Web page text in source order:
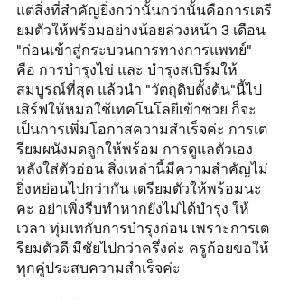
แต่สิ่งที่สำคัญยิ่งกว่านั้นกว่านั้นคือการเตรี
ยมตัวให้พร้อมอย่างน้อยล่วงหน้า 3 เดือน
"ก่อนเข้าสู่กระบวนการทางการแพทย์"
คือ การบำรุงไข่ และ บำรุงสเปิร์มให้
สมบูรณ์ที่สุด แล้วนำ "วัตถุดิบตั้งต้น"นี้ไป
เสิร์ฟให้หมอใช้เทคโนโลยีเข้าช่วย ก็จะ
เป็นการเพิ่มโอกาสความสำเร็จค่ะ การเต
รียมผนังมดลูกให้พร้อม การดูแลตัวเอง
หลังใส่ตัวอ่อน สิ่งเหล่านี้มีความสำคัญไม่
ยิ่งหย่อนไปกว่ากัน เตรียมตัวให้พร้อมนะ
คะ อย่าเพิ่งรีบทำหากยังไม่ได้บำรุง ให้
เวลา ทุ่มเทกับการบำรุงก่อน เพราะการเต
รียมตัวดี มีชัยไปกว่าครึ่งค่ะ ครูก้อยขอให้
ทุกคู่ประสบความสำเร็จค่ะ